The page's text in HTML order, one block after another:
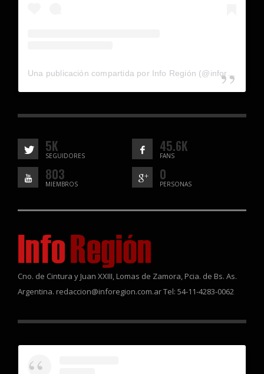
5K
SEGUIDORES
45.6K
FANS
803
MIEMBROS
0
PERSONAS
Cno. de Cintura y Juan XXIII, Lomas de Zamora, Pcia. de Bs. As.
Argentina. redaccion@inforegion.com.ar Tel: 54-11-4283-0062